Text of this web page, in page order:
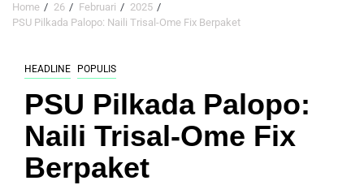
Home 26 Februari
2025
PSU Pilkada Palopo: Naili Trisal-Ome Fix Berpaket
HEADLINE POPULIS
PSU Pilkada Palopo:
Naili Trisal-Ome Fix
Berpaket